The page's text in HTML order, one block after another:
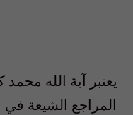
يعتبر آية الله
المراجع الشيعة